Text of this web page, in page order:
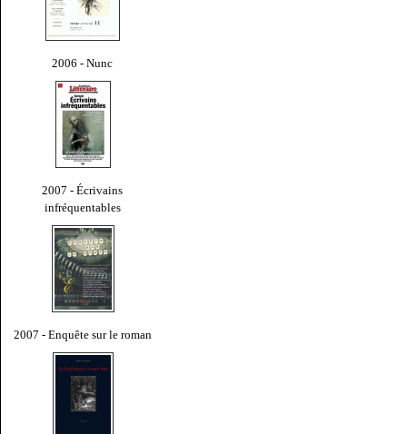
2006 - Nunc
2007 - Écrivains
infréquentables
2007 - Enquête sur le roman